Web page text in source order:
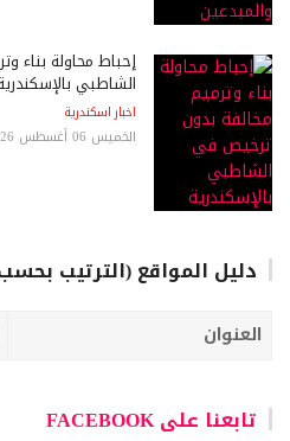
إحباط محاولة بناء
الشاطبي
اخبار اسكندرية
الخميس 06 أغسطس 2026 09:03 مساءً
دليل المواقع (الترتيب
العنوان
تابعنا على FACEBOOK